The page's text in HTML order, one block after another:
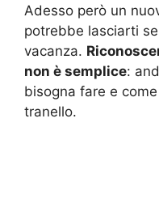
Adesso però un
potrebbe lasciarti
vacanza.
non è semplice:
bisogna fare e
tranello.